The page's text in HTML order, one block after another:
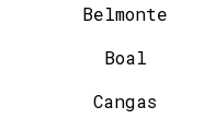
Belmonte
Boal
Cangas